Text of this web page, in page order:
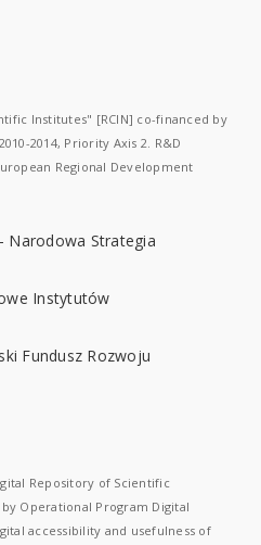
Institutes" [RCIN] co-financed by
2014, Priority Axis 2. R&D
Regional Development
Repository of Scientific
Operational Program Digital
accessibility and usefulness of